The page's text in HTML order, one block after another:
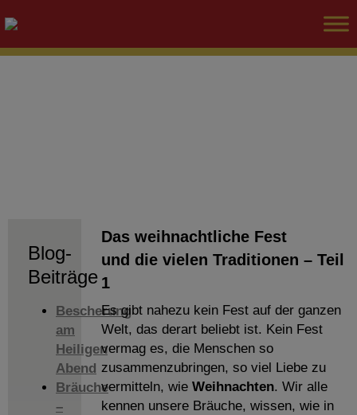
Blog-
Beiträge
Bescherung
am
Heiligen
Abend
Bräuche
–
Das weihnachtliche Fest
und die vielen Traditionen – Teil
1
Es gibt nahezu kein Fest auf der ganzen
Welt, das derart beliebt ist. Kein Fest
vermag es, die Menschen so
zusammenzubringen, so viel Liebe zu
vermitteln, wie Weihnachten. Wir alle
kennen unsere Bräuche, wissen, wie in